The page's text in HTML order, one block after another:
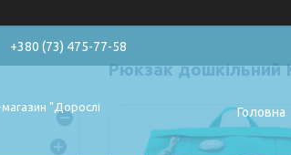
+380 (73) 475-77-58
"Дорослі
Головна
Рюкзак дошкільний